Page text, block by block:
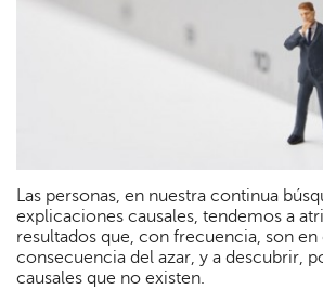
Las personas, en nuestra continua
explicaciones causales, tendemos a
resultados que, con frecuencia, son
consecuencia del azar, y a descubrir,
causales que no existen.